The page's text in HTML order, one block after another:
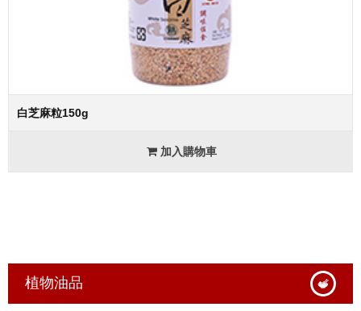
白芝麻粒150g
加入購物車
植物油品